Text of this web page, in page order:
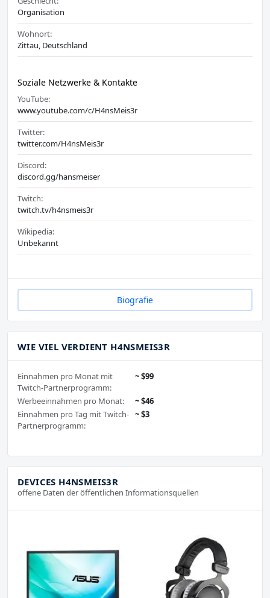
Organisation
Wohnort:
Zittau, Deutschland
Soziale Netzwerke & Kontakte
YouTube:
www.youtube.com/c/H4nsMeis3r
Twitter:
twitter.com/H4nsMeis3r
Discord:
discord.gg/hansmeiser
Twitch:
twitch.tv/h4nsmeis3r
Wikipedia:
Unbekannt
Biografie
WIE VIEL VERDIENT H4NSMEIS3R
Einnahmen pro Monat mit
Twitch-Partnerprogramm:
~ $99
Werbeeinnahmen pro Monat:
~ $46
Einnahmen pro Tag mit Twitch-
Partnerprogramm:
~ $3
DEVICES H4NSMEIS3R
offene Daten der öffentlichen Informationsquellen